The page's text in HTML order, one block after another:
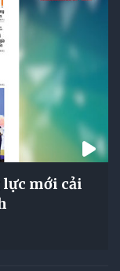
lực mới cải